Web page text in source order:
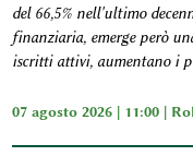
del 66,5% nell'ultimo
finanziaria, emerge però
iscritti attivi, aumentano i
07 agosto 2026 | 11:00 |